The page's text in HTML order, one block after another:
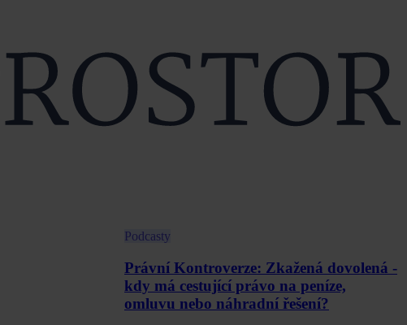
Podcasty
Právní Kontroverze: Zkažená dovolená -
kdy má cestující právo na peníze,
omluvu nebo náhradní řešení?